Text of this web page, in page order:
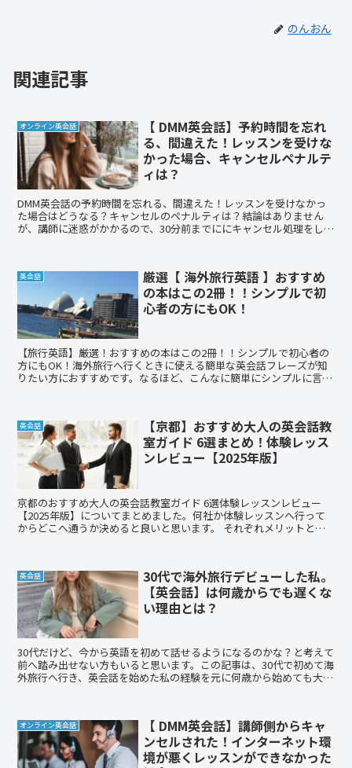
のんおん
関連記事
オンライン英会話
【 DMM英会話】予約時間を忘れ
る、間違えた！レッスンを受けな
かった場合、キャンセルペナルテ
ィは？
DMM英会話の予約時間を忘れる、間違えた！レッスンを受けなかっ
た場合はどうなる？キャンセルのペナルティは？結論はありません
が、講師に迷惑がかかるので、30分前までににキャンセル処理をしま
英会話
厳選【 海外旅行英語 】おすすめ
の本はこの2冊！！シンプルで初
心者の方にもOK！
【旅行英語】厳選！おすすめの本はこの2冊！！シンプルで初心者の
方にもOK！海外旅行へ行くときに使える簡単な英会話フレーズが知
りたい方におすすめです。なるほど、こんなに簡単にシンプルに言え
英会話
【京都】おすすめ大人の英会話教
室ガイド 6選まとめ！体験レッス
ンレビュー【2025年版】
京都のおすすめ大人の英会話教室ガイド 6選体験レッスンレビュー
【2025年版】についてまとめました。何社か体験レッスンへ行って
からどこへ通うか決めると良いと思います。 それぞれメリットとデ
英会話
30代で海外旅行デビューした私。
【英会話】は何歳からでも遅くな
い理由とは？
30代だけど、今から英語を初めて話せるようになるのかな？と考えて
前へ踏み出せない方もいると思います。この記事は、30代で初めて海
外旅行へ行き、英会話を始めた私の経験を元に何歳から始めても大丈
オンライン英会話
【 DMM英会話】講師側からキャ
ンセルされた！インターネット環
境が悪くレッスンができなかった